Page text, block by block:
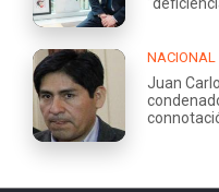
NACIONAL
Juan